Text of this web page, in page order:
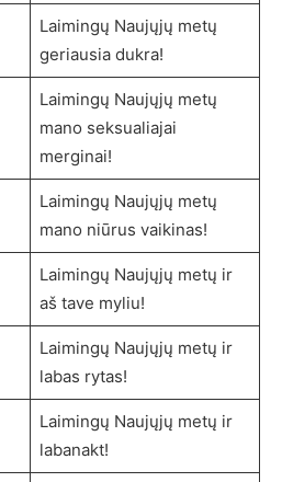
Laimingų Naujųjų metų
geriausia dukra!
Laimingų Naujųjų metų
mano seksualiajai
merginai!
Laimingų Naujųjų metų
mano niūrus vaikinas!
Laimingų Naujųjų metų ir
aš tave myliu!
Laimingų Naujųjų metų ir
labas rytas!
Laimingų Naujųjų metų ir
labanakt!